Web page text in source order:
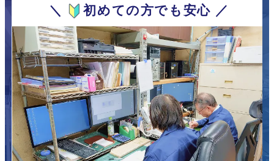
＼ 初めての方でも安心 ／